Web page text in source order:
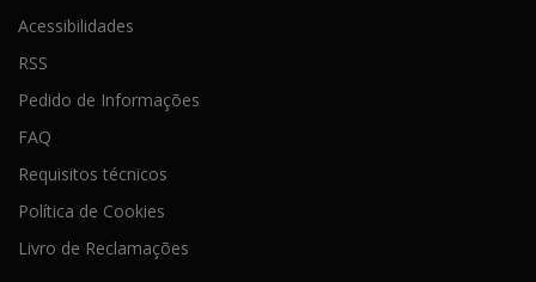
Acessibilidades
RSS
Pedido de Informações
FAQ
Requisitos técnicos
Política de Cookies
Livro de Reclamações